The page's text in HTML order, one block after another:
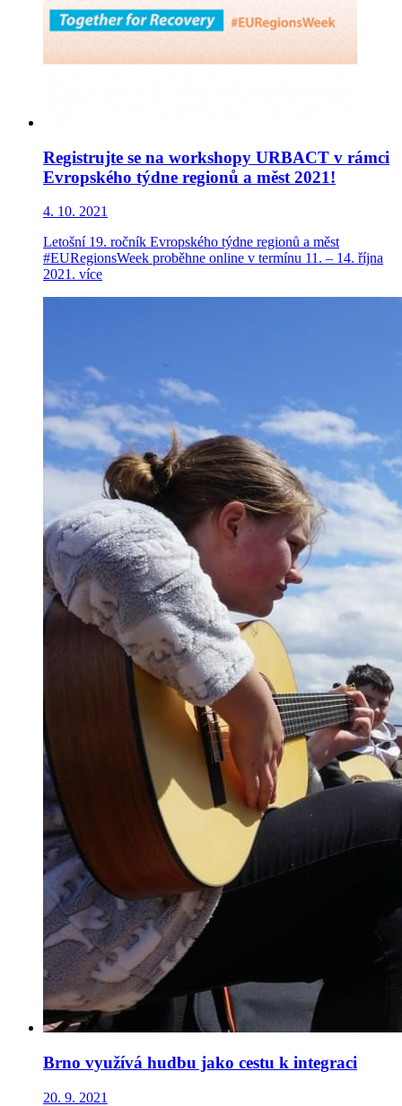
Registrujte se na workshopy URBACT v rámci
Evropského týdne regionů a měst 2021!
4. 10. 2021
Letošní 19. ročník Evropského týdne regionů a měst
#EURegionsWeek proběhne online v termínu 11. – 14. října
2021. více
Brno využívá hudbu jako cestu k integraci
20. 9. 2021